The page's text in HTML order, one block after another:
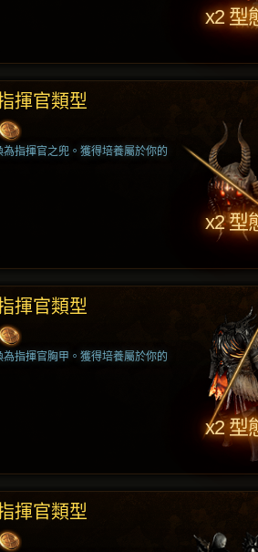
x2 型
揮官類型
指揮官之兜。獲得培養屬於你的
x2 型
揮官類型
指揮官胸甲。獲得培養屬於你的
x2 型
揮官類型